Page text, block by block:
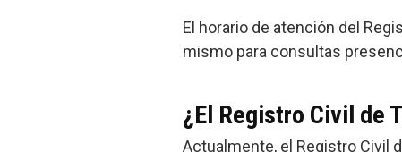
El horario de atención del
mismo para consultas
¿El Registro Civil de
Actualmente, el Registro Civil